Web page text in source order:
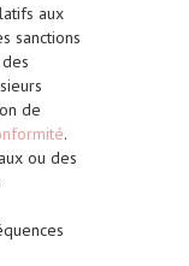
aux
sanctions
de
.
ou des